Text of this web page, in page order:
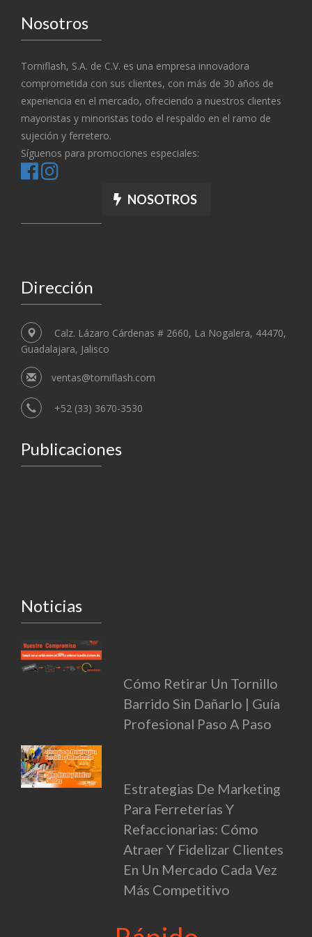
Nosotros
Torniflash, S.A. de C.V. es una empresa innovadora
comprometida con sus clientes, con más de 30 años de
experiencia en el mercado, ofreciendo a nuestros clientes
mayoristas y minoristas todo el respaldo en el ramo de
sujeción y ferretero.
Síguenos para promociones especiales:
NOSOTROS
Dirección
Calz. Lázaro Cárdenas # 2660, La Nogalera, 44470,
Guadalajara, Jalisco
ventas@torniflash.com
+52 (33) 3670-3530
Publicaciones
Noticias
Cómo Retirar Un Tornillo
Barrido Sin Dañarlo | Guía
Profesional Paso A Paso
Estrategias De Marketing
Para Ferreterías Y
Refaccionarias: Cómo
Atraer Y Fidelizar Clientes
En Un Mercado Cada Vez
Más Competitivo